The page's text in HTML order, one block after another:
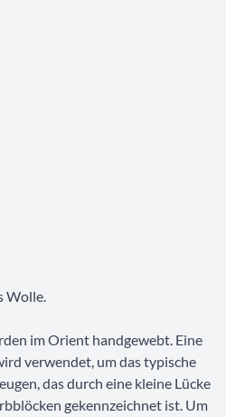
Wolle.
im Orient handgewebt. Eine
verwendet, um das typische
das durch eine kleine Lücke
gekennzeichnet ist. Um